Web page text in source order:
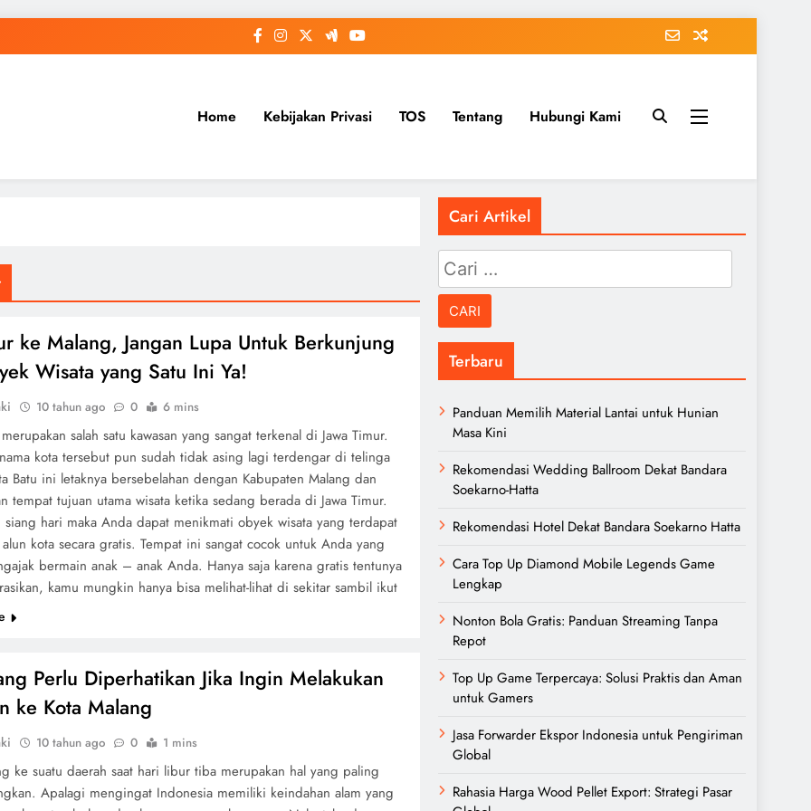
Home Kebijakan Privasi TOS Tentang Hubungi Kami
ke Malang, Jangan Lupa Untuk Berkunjung
Wisata yang Satu Ini Ya!
10 tahun ago 0 6 mins
salah satu kawasan yang sangat terkenal di Jawa Timur.
kota tersebut pun sudah tidak asing lagi terdengar di telinga
Batu ini letaknya bersebelahan dengan Kabupaten Malang dan
tempat tujuan utama wisata ketika sedang berada di Jawa Timur.
hari maka Anda dapat menikmati obyek wisata yang terdapat
kota secara gratis. Tempat ini sangat cocok untuk Anda yang
bermain anak – anak Anda. Hanya saja karena gratis tentunya
kamu mungkin hanya bisa melihat-lihat di sekitar sambil ikut
Perlu Diperhatikan Jika Ingin Melakukan
ke Kota Malang
10 tahun ago 0 1 mins
ke suatu daerah saat hari libur tiba merupakan hal yang paling
Apalagi mengingat Indonesia memiliki keindahan alam yang
Cari Artikel
Cari
untuk:
Terbaru
Panduan Memilih Material Lantai untuk Hunian
Masa Kini
Rekomendasi Wedding Ballroom Dekat Bandara
Soekarno-Hatta
Rekomendasi Hotel Dekat Bandara Soekarno Hatta
Cara Top Up Diamond Mobile Legends Game
Lengkap
Nonton Bola Gratis: Panduan Streaming Tanpa
Repot
Top Up Game Terpercaya: Solusi Praktis dan Aman
untuk Gamers
Jasa Forwarder Ekspor Indonesia untuk Pengiriman
Global
Rahasia Harga Wood Pellet Export: Strategi Pasar